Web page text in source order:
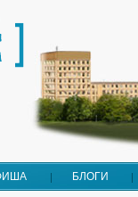
БЛОГИ